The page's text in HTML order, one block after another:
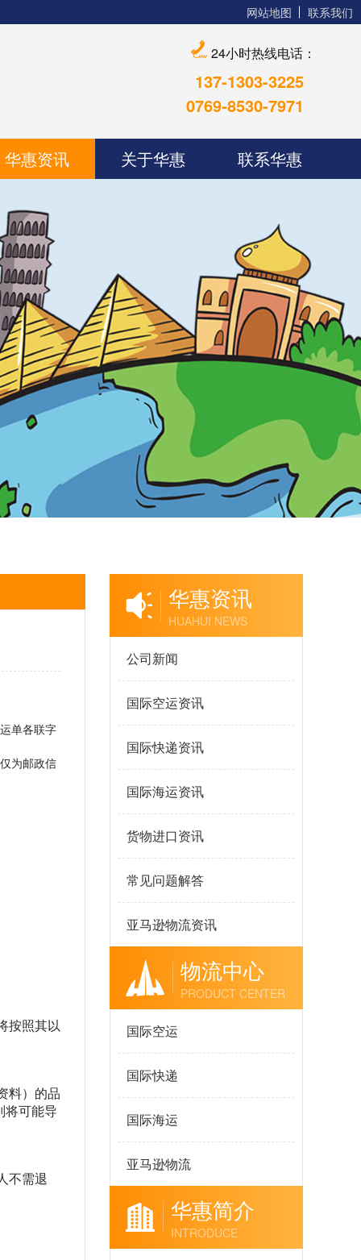
网站地图 联系我们
24小时热线电话：
137-1303-3225
0769-8530-7971
华惠资讯 关于华惠 联系华惠
单各联字
为邮政信
按照其以
料）的品
将可能导
不需退
华惠资讯
HUAHUI NEWS
公司新闻
国际空运资讯
国际快递资讯
国际海运资讯
货物进口资讯
常见问题解答
亚马逊物流资讯
物流中心
PRODUCT CENTER
国际空运
国际快递
国际海运
亚马逊物流
华惠简介
INTRODUCE